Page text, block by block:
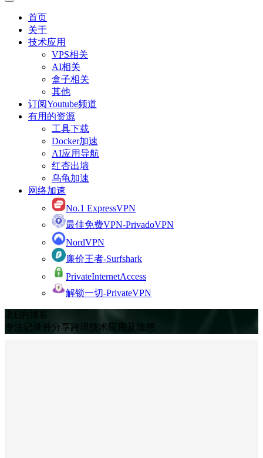
首页
关于
技术应用
VPS相关
AI相关
盒子相关
其他
订阅Youtube频道
有用的资源
工具下载
Docker加速
AI应用导航
红杏出墙
乌龟加速
网络加速
No.1 ExpressVPN
最佳免费VPN-PrivadoVPN
NordVPN
廉价王者-Surfshark
PrivateInternetAccess
解锁一切-PrivateVPN
老E的博客
专注记录并分享跨境技术应用及随想